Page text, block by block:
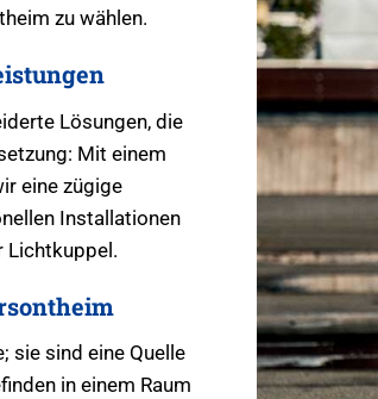
zu wählen.
Lösungen, die
Mit einem
eine zügige
Installationen
Lichtkuppel.
sie sind eine Quelle
in einem Raum